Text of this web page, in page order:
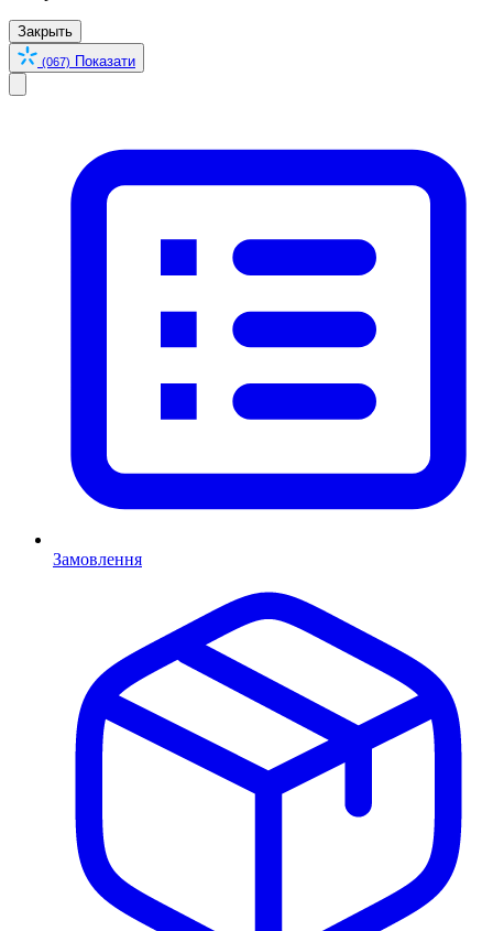
Закрыть
(067) Показати
Замовлення